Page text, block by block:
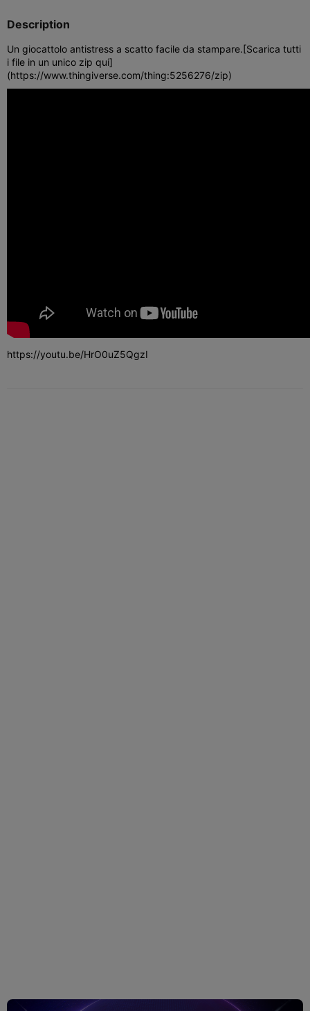
Description
Un giocattolo antistress a scatto facile da stampare.[Scarica tutti
i file in un unico zip qui]
(https://www.thingiverse.com/thing:5256276/zip)
https://youtu.be/HrO0uZ5QgzI